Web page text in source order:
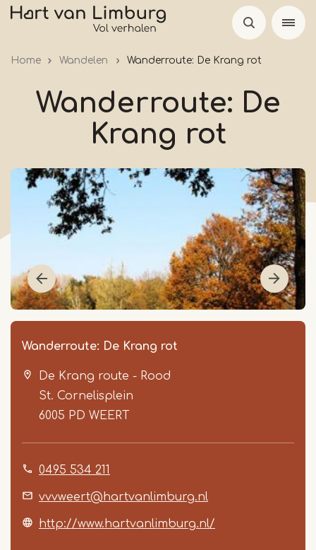
Skip
Home Wandelen Wanderroute: De Krang rot
Wanderroute: De
Krang rot
Wanderroute: De Krang rot
De Krang route - Rood
St. Cornelisplein
6005 PD WEERT
0495 534 211
vvvweert@hartvanlimburg.nl
http://www.hartvanlimburg.nl/
Item